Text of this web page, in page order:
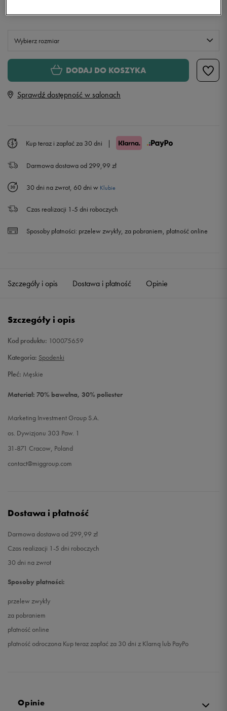
Wybierz rozmiar
Powiadom o dostępności
M
XL
DODAJ DO KOSZYKA
Sprawdź dostępność w salonach
Kup teraz i zapłać za 30 dni |
Darmowa dostawa od 299,99 zł
30 dni na zwrot, 60 dni w Klubie
Czas realizacji 1-5 dni roboczych
Sposoby płatności: przelew zwykły, za pobraniem, płatność online
Szczegóły i opis Dostawa i płatność Opinie
Szczegóły i opis
Kod produktu: 100075659
Kategoria: Spodenki
Płeć: Męskie
Materiał: 70% bawełna, 30% poliester
Marketing Investment Group S.A.
os. Dywizjonu 303 Paw. 1
31-871 Cracow, Poland
contact@miggroup.com
Dostawa i płatność
Darmowa dostawa od 299,99 zł
Czas realizacji 1-5 dni roboczych
30 dni na zwrot
Sposoby płatności:
przelew zwykły
za pobraniem
płatność online
płatność odroczona Kup teraz zapłać za 30 dni z Klarną lub PayPo
Opinie